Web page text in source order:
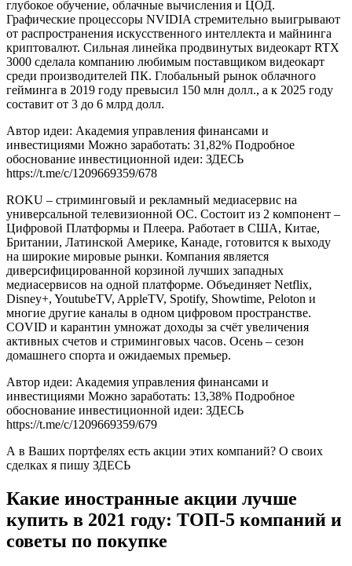
глубокое обучение, облачные вычисления и ЦОД.
Графические процессоры NVIDIA стремительно выигрывают
от распространения искусственного интеллекта и майнинга
криптовалют. Сильная линейка продвинутых видеокарт RTX
3000 сделала компанию любимым поставщиком видеокарт
среди производителей ПК. Глобальный рынок облачного
гейминга в 2019 году превысил 150 млн долл., а к 2025 году
составит от 3 до 6 млрд долл.
Автор идеи: Академия управления финансами и
инвестициями Можно заработать: 31,82% Подробное
обоснование инвестиционной идеи: ЗДЕСЬ
https://t.me/c/1209669359/678
ROKU – стриминговый и рекламный медиасервис на
универсальной телевизионной ОС. Состоит из 2 компонент –
Цифровой Платформы и Плеера. Работает в США, Китае,
Британии, Латинской Америке, Канаде, готовится к выходу
на широкие мировые рынки. Компания является
диверсифицированной корзиной лучших западных
медиасервисов на одной платформе. Объединяет Netflix,
Disney+, YoutubeTV, AppleTV, Spotify, Showtime, Peloton и
многие другие каналы в одном цифровом пространстве.
COVID и карантин умножат доходы за счёт увеличения
активных счетов и стриминговых часов. Осень – сезон
домашнего спорта и ожидаемых премьер.
Автор идеи: Академия управления финансами и
инвестициями Можно заработать: 13,38% Подробное
обоснование инвестиционной идеи: ЗДЕСЬ
https://t.me/c/1209669359/679
А в Ваших портфелях есть акции этих компаний? О своих
сделках я пишу ЗДЕСЬ
Какие иностранные акции лучше
купить в 2021 году: ТОП-5 компаний и
советы по покупке